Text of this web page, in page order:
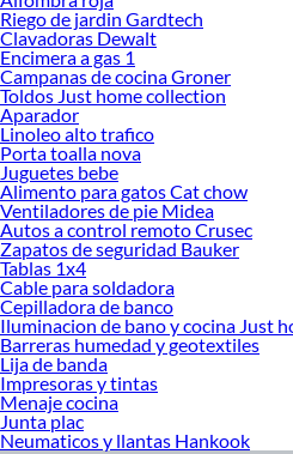
Riego de jardin Gardtech
Clavadoras Dewalt
Encimera a gas 1
Campanas de cocina Groner
Toldos Just home collection
Aparador
Linoleo alto trafico
Porta toalla nova
Juguetes bebe
Alimento para gatos Cat chow
Ventiladores de pie Midea
Autos a control remoto Crusec
Zapatos de seguridad Bauker
Tablas 1x4
Cable para soldadora
Cepilladora de banco
Iluminacion de bano y cocina Just
Barreras humedad y geotextiles
Lija de banda
Impresoras y tintas
Menaje cocina
Junta plac
Neumaticos y llantas Hankook